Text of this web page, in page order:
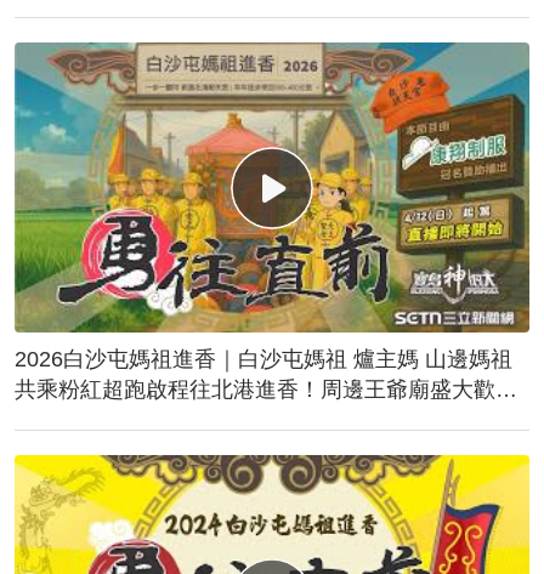
2026白沙屯媽祖進香｜白沙屯媽祖 爐主媽 山邊媽祖
共乘粉紅超跑啟程往北港進香！周邊王爺廟盛大歡